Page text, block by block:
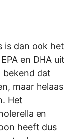
is dan ook het
en DHA uit
bekend dat
maar helaas
Het
en
heeft dus